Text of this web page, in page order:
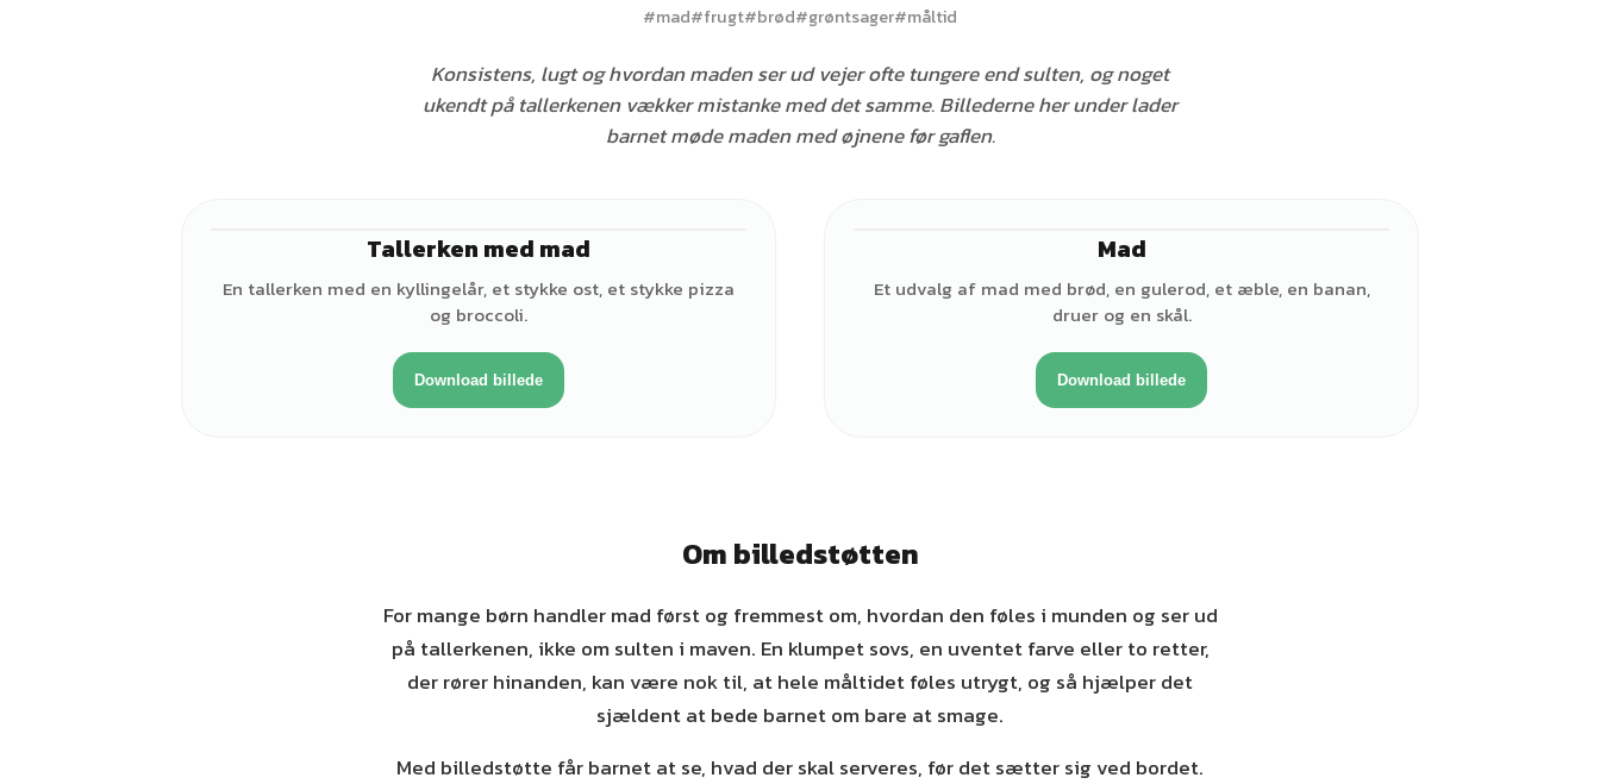
#mad#frugt#brød#grøntsager#måltid
Konsistens, lugt og hvordan maden ser ud vejer ofte tungere end sulten, og noget
ukendt på tallerkenen vækker mistanke med det samme. Billederne her under lader
barnet møde maden med øjnene før gaflen.
Tallerken med mad
En tallerken med en kyllingelår, et stykke ost, et stykke pizza
og broccoli.
Download billede
Mad
Et udvalg af mad med brød, en gulerod, et æble, en banan,
druer og en skål.
Download billede
Om billedstøtten
For mange børn handler mad først og fremmest om, hvordan den føles i munden og ser ud
på tallerkenen, ikke om sulten i maven. En klumpet sovs, en uventet farve eller to retter,
der rører hinanden, kan være nok til, at hele måltidet føles utrygt, og så hjælper det
sjældent at bede barnet om bare at smage.
Med billedstøtte får barnet at se, hvad der skal serveres, før det sætter sig ved bordet.